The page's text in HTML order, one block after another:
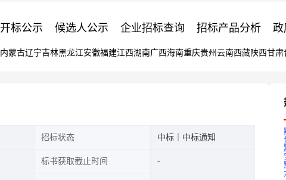
开标公示 候选人公示 企业招标查询 招标产品分析 政
内蒙古辽宁吉林黑龙江安徽福建江西湖南广西海南重庆贵州 云南西藏陕西甘肃
招标状态 中标｜中标通知
标书获取截止时间